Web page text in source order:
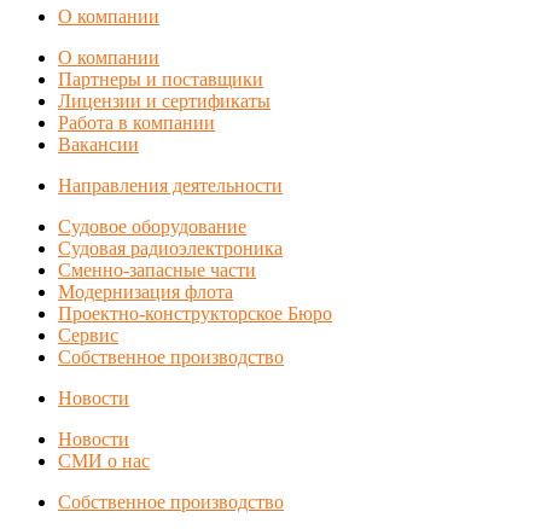
О компании
О компании
Партнеры и поставщики
Лицензии и сертификаты
Работа в компании
Вакансии
Направления деятельности
Судовое оборудование
Судовая радиоэлектроника
Сменно-запасные части
Модернизация флота
Проектно-конструкторское Бюро
Сервис
Собственное производство
Новости
Новости
СМИ о нас
Собственное производство